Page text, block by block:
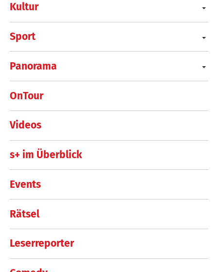
Kultur
Sport
Panorama
OnTour
Videos
s+ im Überblick
Events
Rätsel
Leserreporter